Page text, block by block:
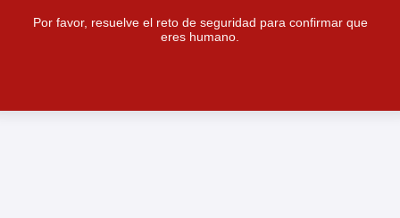
Por favor, resuelve el reto de seguridad para confirmar que
eres humano.